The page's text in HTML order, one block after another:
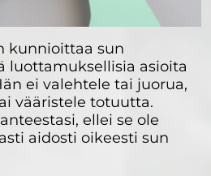
kunnioittaa sun
luottamuksellisia asioita
ei valehtele tai juorua,
vääristele totuutta.
ellei se ole
aidosti oikeesti sun